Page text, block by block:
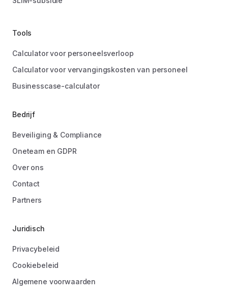
Tools
Calculator voor personeelsverloop
Calculator voor vervangingskosten van personeel
Businesscase-calculator
Bedrijf
Beveiliging & Compliance
Oneteam en GDPR
Over ons
Contact
Partners
Juridisch
Privacybeleid
Cookiebeleid
Algemene voorwaarden